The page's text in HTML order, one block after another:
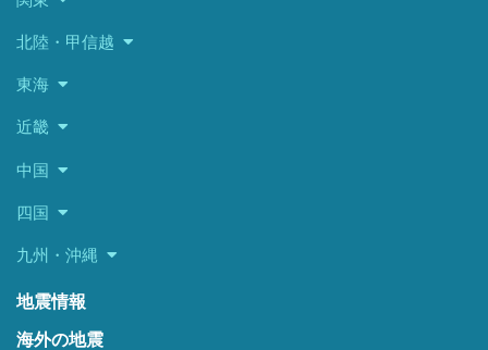
北陸・甲信越
東海
近畿
中国
四国
九州・沖縄
地震情報
海外の地震